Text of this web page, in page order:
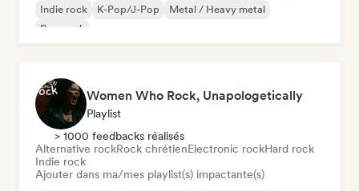
Indie rock
K-Pop/J-Pop
Metal / Heavy metal
Pop punk
Women Who Rock, Unapologetically
Playlist
> 1000 feedbacks réalisés
Alternative rockRock chrétienElectronic rockHard rock
Indie rock
Ajouter dans ma/mes playlist(s) impactante(s)